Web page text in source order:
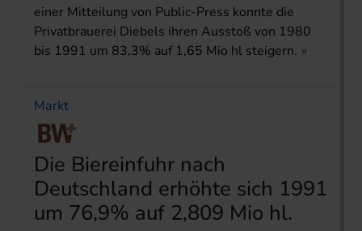
einer Mitteilung von Public-Press konnte die
Privatbrauerei Diebels ihren Ausstoß von 1980
bis 1991 um 83,3% auf 1,65 Mio hl steigern.
Markt
Die Biereinfuhr nach
Deutschland erhöhte sich 1991
um 76,9% auf 2,809 Mio hl.